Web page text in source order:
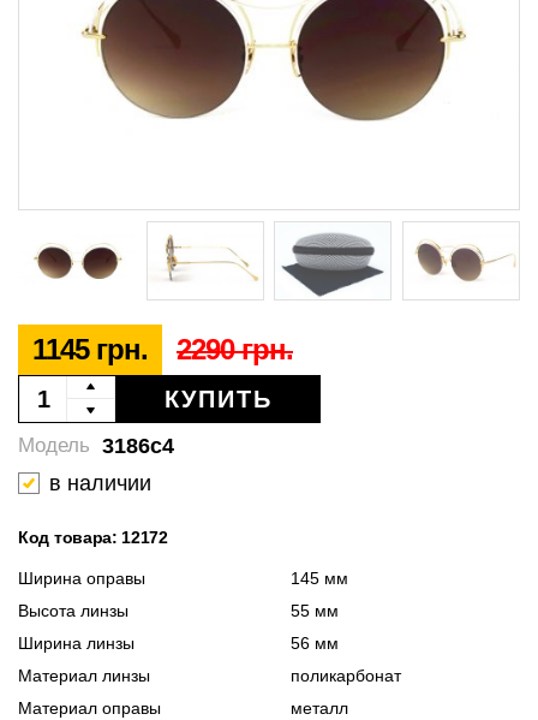
1145 грн. 2290 грн.
КУПИТЬ
3186c4
Модель
в наличии
Код товара: 12172
Ширина оправы
145 мм
Высота линзы
55 мм
Ширина линзы
56 мм
Материал линзы
поликарбонат
Материал оправы
металл